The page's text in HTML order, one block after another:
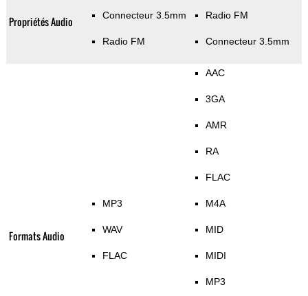
Propriétés Audio Connecteur 3.5mm
Radio FM
Radio FM
Connecteur 3.5mm
Formats Audio
MP3
WAV
FLAC
AAC
3GA
AMR
RA
FLAC
M4A
MID
MIDI
MP3